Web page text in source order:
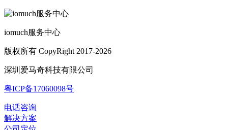
iomuch服务中心
版权所有 CopyRight 2017-2026
深圳爱马奇科技有限公司
粤ICP备17060098号
电话咨询
解决方案